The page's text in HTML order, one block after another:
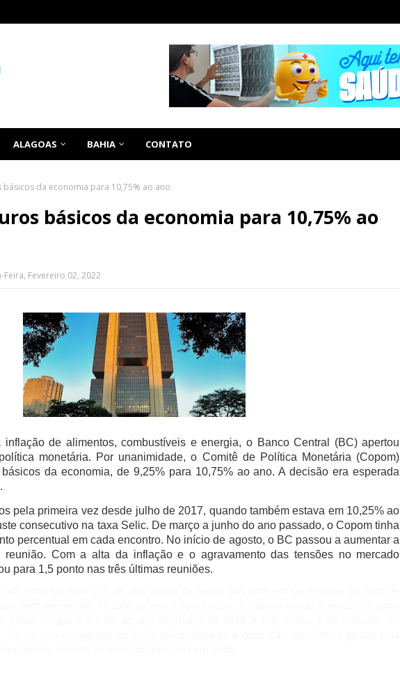
ALAGOAS BAHIA CONTATO
básicos da economia para 10,75% ao ano
básicos da economia para 10,75% ao
Feira, Fevereiro 02, 2022
de alimentos, combustíveis e energia, o Banco Central (BC) apertou
monetária. Por unanimidade, o Comitê de Política Monetária (Copom)
da economia, de 9,25% para 10,75% ao ano. A decisão era esperada
pela primeira vez desde julho de 2017, quando também estava em 10,25% ao
consecutivo na taxa Selic. De março a junho do ano passado, o Copom tinha
percentual em cada encontro. No início de agosto, o BC passou a aumentar a
Com a alta da inflação e o agravamento das tensões no mercado
para 1,5 ponto nas três últimas reuniões.